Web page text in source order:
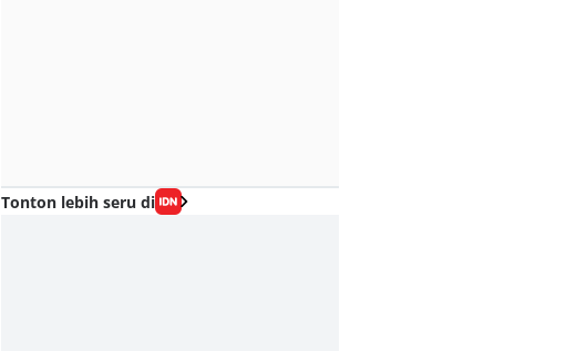
Tonton lebih seru di